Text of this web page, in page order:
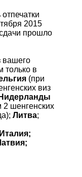
2015
прошло
вашего
только в
(при
виз
Нидерланды
шенгенских
Литва;